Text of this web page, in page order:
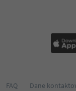
FAQ Dane